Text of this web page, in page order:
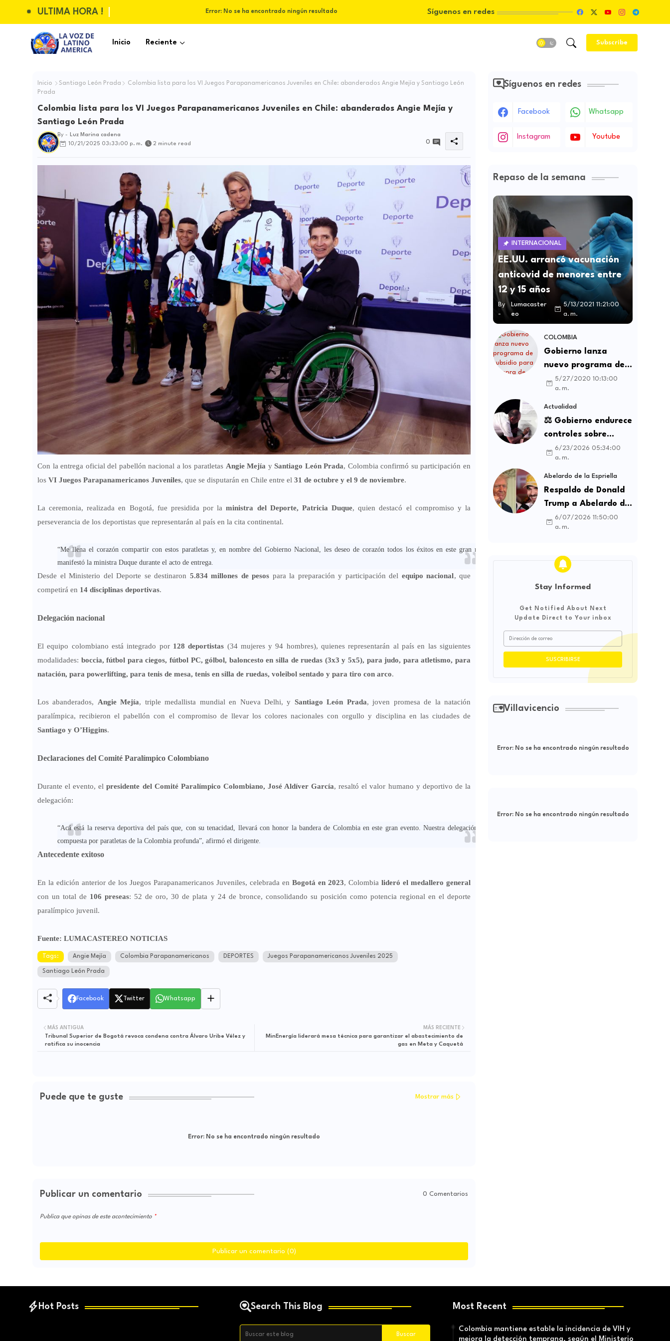
ULTIMA HORA ! Error: No se ha encontrado ningún resultado Síguenos en redes
Inicio Reciente Subscribe
Inicio Santiago León Prada
Colombia lista para los VI Juegos Parapanamericanos Juveniles en Chile: abanderados Angie Mejía y Santiago León
Prada
Colombia lista para los VI Juegos Parapanamericanos Juveniles en Chile: abanderados Angie Mejía y
Santiago León Prada
By -
Luz Marina cadena
10/21/2025 03:33:00 p. m.
2 minute read 0
Con la entrega oficial del pabellón nacional a los paratletas Angie Mejía ySantiago León Prada, Colombia confirmó su participación en
los VI Juegos Parapanamericanos Juveniles, que se disputarán en Chile entre el 31 de octubre y el 9 de noviembre.
La ceremonia, realizada en Bogotá, fue presidida por laministra del Deporte, Patricia Duque, quien destacó el compromiso y la
perseverancia de los deportistas que representarán al país en la cita continental.
“Me llena el corazón compartir con estos paratletas y, en nombre del Gobierno Nacional, les deseo de corazón todos los éxitos en este gran reto”,
manifestó la ministra Duque durante el acto de entrega.
Desde el Ministerio del Deporte se destinaron 5.834 millones de pesos para la preparación y participación del equipo nacional, que
competirá en 14 disciplinas deportivas.
Delegación nacional
El equipo colombiano está integrado por 128 deportistas (34 mujeres y 94 hombres), quienes representarán al país en las siguientes
modalidades: boccia, fútbol para ciegos, fútbol PC, gólbol, baloncesto en silla de ruedas (3x3 y 5x5), para judo, para atletismo, para
natación, para powerlifting, para tenis de mesa, tenis en silla de ruedas, voleibol sentado y para tiro con arco.
Los abanderados, Angie Mejía, triple medallista mundial en Nueva Delhi, y Santiago León Prada, joven promesa de la natación
paralímpica, recibieron el pabellón con el compromiso de llevar los colores nacionales con orgullo y disciplina en las ciudades de
Santiago y O’Higgins.
Declaraciones del Comité Paralímpico Colombiano
Durante el evento, elpresidente del Comité Paralímpico Colombiano, José Aldíver García, resaltó el valor humano y deportivo de la
delegación:
“Acá está la reserva deportiva del país que, con su tenacidad, llevará con honor la bandera de Colombia en este gran evento. Nuestra delegación está
compuesta por paratletas de la Colombia profunda”, afirmó el dirigente.
Antecedente exitoso
En la edición anterior de los Juegos Parapanamericanos Juveniles, celebrada en Bogotá en 2023, Colombia lideró el medallero general
con un total de 106 preseas: 52 de oro, 30 de plata y 24 de bronce, consolidando su posición como potencia regional en el deporte
paralímpico juvenil.
Fuente: LUMACASTEREO NOTICIAS
Tags: Angie Mejía Colombia Parapanamericanos DEPORTES Juegos Parapanamericanos Juveniles 2025
Santiago León Prada
Facebook Twitter Whatsapp
MÁS RECIENTE
MinEnergía liderará mesa técnica para garantizar el abastecimiento de
gas en Meta y Caquetá
MÁS ANTIGUA
Tribunal Superior de Bogotá revoca condena contra Álvaro Uribe Vélez y
ratifica su inocencia
Puede que te guste Mostrar más
Error: No se ha encontrado ningún resultado
Publicar un comentario 0 Comentarios
Publica que opinas de este acontecimiento
Publicar un comentario (0)
Síguenos en redes
Facebook Whatsapp
Instagram Youtube
Repaso de la semana
INTERNACIONAL
EE.UU. arrancó vacunación
anticovid de menores entre
12 y 15 años
By
-
Lumacaster
eo
5/13/2021 11:21:00
a. m.
COLOMBIA
Gobierno lanza
nuevo programa de
subsidio para compra
de vivienda VIS y no
VIS
5/27/2020 10:13:00
a. m.
Actualidad
⚖️ Gobierno endurece
controles sobre
contratos sindicales
y busca frenar la
intermediación
laboral ilegal
6/23/2026 05:34:00
a. m.
Abelardo de la Espriella
Respaldo de Donald
Trump a Abelardo de
la Espriella genera
debate sobre
influencia
internacional
6/07/2026 11:50:00
a. m.
Stay Informed
Get Notified About Next
Update Direct to Your inbox
Villavicencio
Error:No se ha encontrado ningún resultado
Error:No se ha encontrado ningún resultado
Hot Posts Search This Blog Most Recent
Colombia mantiene estable la incidencia de VIH y
mejora la detección temprana, según el Ministerio